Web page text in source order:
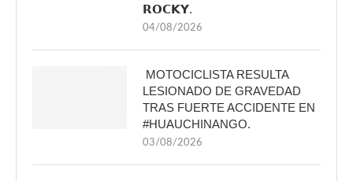
𝗥𝗢𝗖𝗞𝗬.
04/08/2026
MOTOCICLISTA RESULTA
LESIONADO DE GRAVEDAD
TRAS FUERTE ACCIDENTE EN
#HUAUCHINANGO.
03/08/2026